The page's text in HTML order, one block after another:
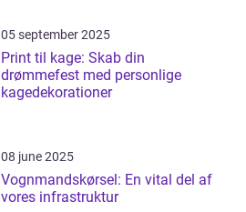
05 september 2025
Print til kage: Skab din
drømmefest med personlige
kagedekorationer
08 june 2025
Vognmandskørsel: En vital del af
vores infrastruktur